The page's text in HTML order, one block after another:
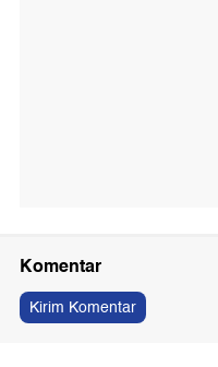
Komentar
Kirim Komentar